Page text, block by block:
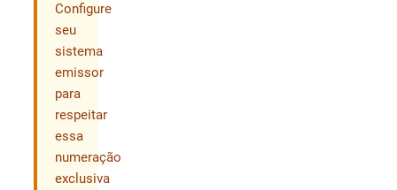
Configure
seu
sistema
emissor
para
respeitar
essa
numeração
exclusiva